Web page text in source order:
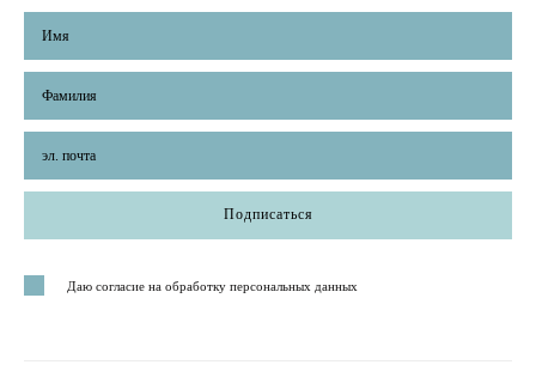
Подписаться
Даю согласие на обработку персональных данных